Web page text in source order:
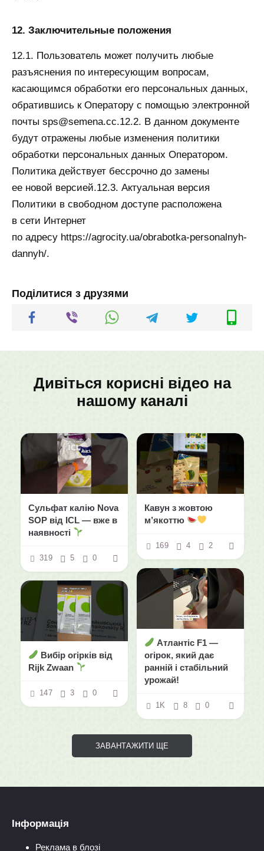
12. Заключительные положения
12.1. Пользователь может получить любые
разъяснения по интересующим вопросам,
касающимся обработки его персональных данных,
обратившись к Оператору с помощью электронной
почты sps@semena.cc.12.2. В данном документе
будут отражены любые изменения политики
обработки персональных данных Оператором.
Политика действует бессрочно до замены
ее новой версией.12.3. Актуальная версия
Политики в свободном доступе расположена
в сети Интернет
по адресу https://agrocity.ua/obrabotka-personalnyh-
dannyh/.
Поділитися з друзями
Дивіться корисні відео на
нашому каналі
Сульфат калію Nova
SOP від ICL — вже в
наявності
319 5 0
Кавун з жовтою
м’якоттю
169 4 2
Атлантіс F1 —
огірок, який дає
ранній і стабільний
урожай!
1K 8 0
Вибір огірків від
Rijk Zwaan
147 3 0
ЗАВАНТАЖИТИ ЩЕ
Інформація
Реклама в блозі